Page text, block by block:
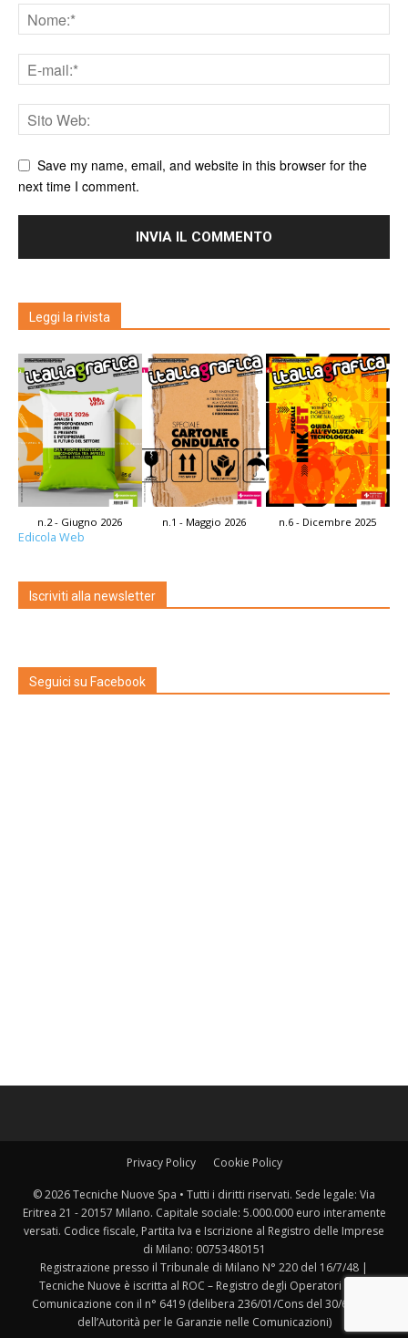
Save my name, email, and website in this browser for the
next time I comment.
Leggi la rivista
n.2 - Giugno 2026 n.1 - Maggio 2026 n.6 - Dicembre 2025
Edicola Web
Iscriviti alla newsletter
Seguici su Facebook
Privacy Policy Cookie Policy
© 2026 Tecniche Nuove Spa • Tutti i diritti riservati. Sede legale: Via
Eritrea 21 - 20157 Milano. Capitale sociale: 5.000.000 euro interamente
versati. Codice fiscale, Partita Iva e Iscrizione al Registro delle Imprese
di Milano: 00753480151
Registrazione presso il Tribunale di Milano N° 220 del 16/7/48 |
Tecniche Nuove è iscritta al ROC – Registro degli Operatori della
Comunicazione con il n° 6419 (delibera 236/01/Cons del 30/6/2001
dell’Autorità per le Garanzie nelle Comunicazioni)